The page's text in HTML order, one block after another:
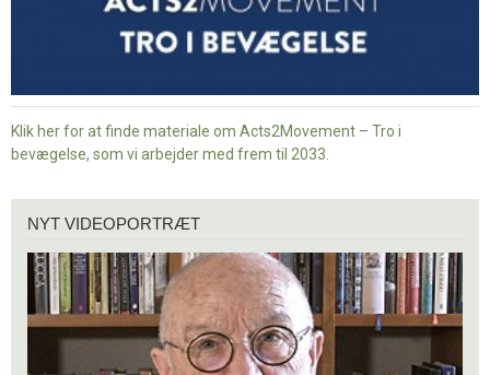
Klik her for at finde materiale om Acts2Movement – Tro i
bevægelse, som vi arbejder med frem til 2033.
videoportræt
NYT VIDEOPORTRÆT